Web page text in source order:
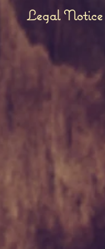
Legal Notice